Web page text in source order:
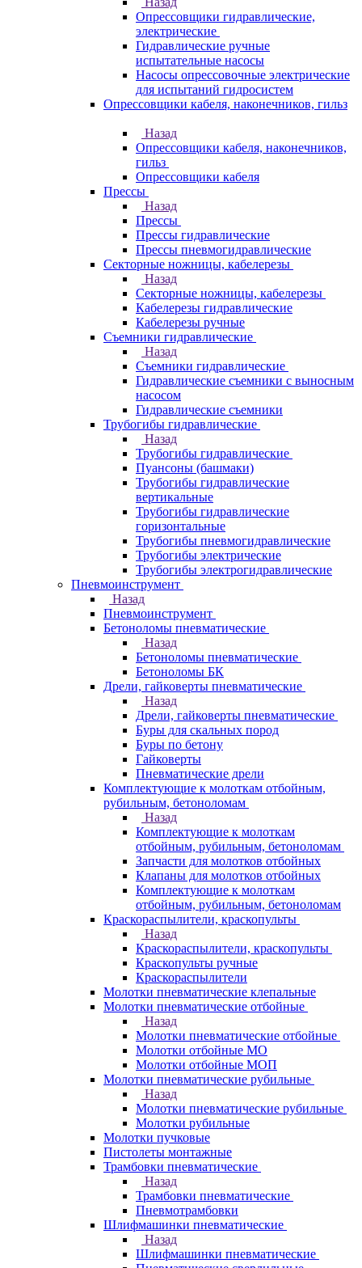
Опрессовщики гидравлические,
электрические
Гидравлические ручные
испытательные насосы
Насосы опрессовочные электрические
для испытаний гидросистем
Опрессовщики кабеля, наконечников, гильз
Назад
Опрессовщики кабеля, наконечников,
гильз
Опрессовщики кабеля
Прессы
Назад
Прессы
Прессы гидравлические
Прессы пневмогидравлические
Секторные ножницы, кабелерезы
Назад
Секторные ножницы, кабелерезы
Кабелерезы гидравлические
Кабелерезы ручные
Съемники гидравлические
Назад
Съемники гидравлические
Гидравлические cъемники с выносным
насосом
Гидравлические съемники
Трубогибы гидравлические
Назад
Трубогибы гидравлические
Пуансоны (башмаки)
Трубогибы гидравлические
вертикальные
Трубогибы гидравлические
горизонтальные
Трубогибы пневмогидравлические
Трубогибы электрические
Трубогибы электрогидравлические
Пневмоинструмент
Назад
Пневмоинструмент
Бетоноломы пневматические
Назад
Бетоноломы пневматические
Бетоноломы БК
Дрели, гайковерты пневматические
Назад
Дрели, гайковерты пневматические
Буры для скальных пород
Буры по бетону
Гайковерты
Пневматические дрели
Комплектующие к молоткам отбойным,
рубильным, бетоноломам
Назад
Комплектующие к молоткам
отбойным, рубильным, бетоноломам
Запчасти для молотков отбойных
Клапаны для молотков отбойных
Комплектующие к молоткам
отбойным, рубильным, бетоноломам
Краскораспылители, краскопульты
Назад
Краскораспылители, краскопульты
Краскопульты ручные
Краскораспылители
Молотки пневматические клепальные
Молотки пневматические отбойные
Назад
Молотки пневматические отбойные
Молотки отбойные МО
Молотки отбойные МОП
Молотки пневматические рубильные
Назад
Молотки пневматические рубильные
Молотки рубильные
Молотки пучковые
Пистолеты монтажные
Трамбовки пневматические
Назад
Трамбовки пневматические
Пневмотрамбовки
Шлифмашинки пневматические
Назад
Шлифмашинки пневматические